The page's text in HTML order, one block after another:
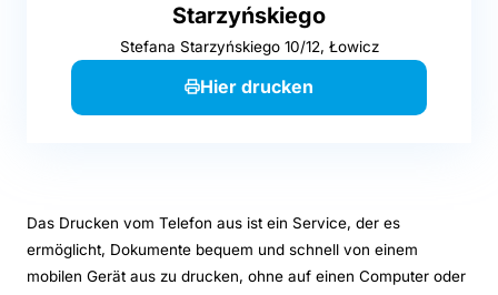
Starzyńskiego
Stefana Starzyńskiego 10/12, Łowicz
Hier drucken
Das Drucken vom Telefon aus ist ein Service, der es
ermöglicht, Dokumente bequem und schnell von einem
mobilen Gerät aus zu drucken, ohne auf einen Computer oder